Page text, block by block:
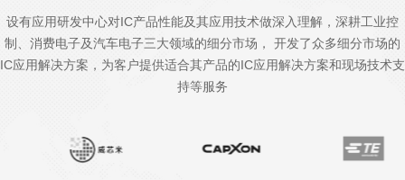
设有应用研发中心对IC产品性能及其应用技术做深入理解，深耕工业控
制、消费电子及汽车电子三大领域的细分市场， 开发了众多细分市场的
IC应用解决方案，为客户提供适合其产品的IC应用解决方案和现场技术支
持等服务